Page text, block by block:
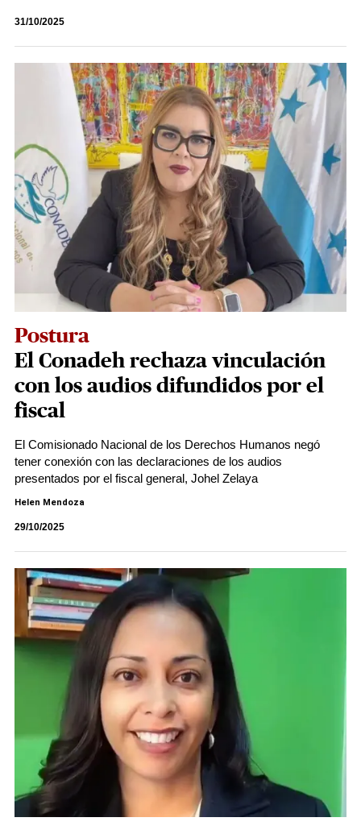
31/10/2025
Postura
El Conadeh rechaza vinculación
con los audios difundidos por el
fiscal
El Comisionado Nacional de los Derechos Humanos negó
tener conexión con las declaraciones de los audios
presentados por el fiscal general, Johel Zelaya
Helen Mendoza
29/10/2025